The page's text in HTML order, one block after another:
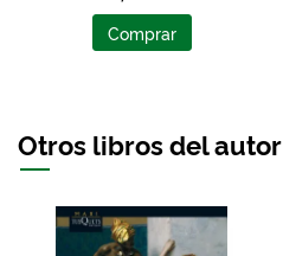
Comprar
Otros libros del autor